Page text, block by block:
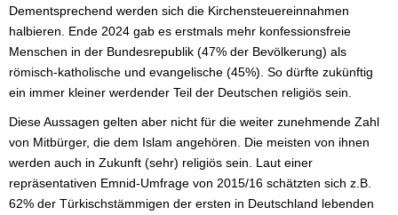
Dementsprechend werden sich die Kirchensteuereinnahmen
halbieren. Ende 2024 gab es erstmals mehr konfessionsfreie
Menschen in der Bundesrepublik (47% der Bevölkerung) als
römisch-katholische und evangelische (45%). So dürfte zukünftig
ein immer kleiner werdender Teil der Deutschen religiös sein.
Diese Aussagen gelten aber nicht für die weiter zunehmende Zahl
von Mitbürger, die dem Islam angehören. Die meisten von ihnen
werden auch in Zukunft (sehr) religiös sein. Laut einer
repräsentativen Emnid-Umfrage von 2015/16 schätzten sich z.B.
62% der Türkischstämmigen der ersten in Deutschland lebenden